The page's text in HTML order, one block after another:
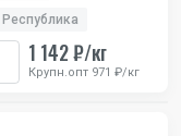
1 142 ₽/кг
Крупн.опт 971 ₽/кг